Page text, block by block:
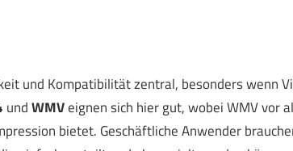
und Kompatibilität zentral, besonders wenn
undWMVeignen sich hier gut, wobei WMV vor
bietet. Geschäftliche Anwender